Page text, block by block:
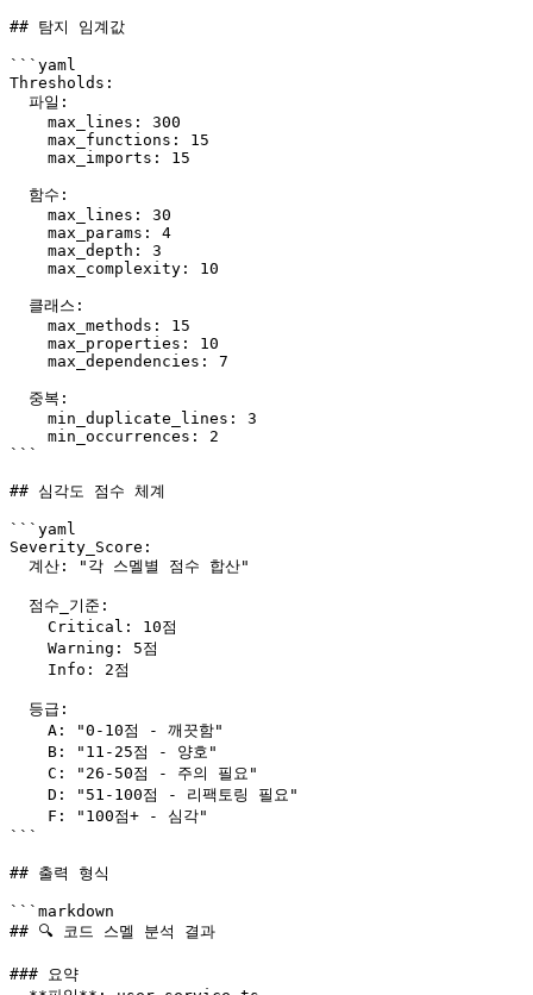
## 탐지 임계값
```yaml
Thresholds:
  파일:
    max_lines: 300
    max_functions: 15
    max_imports: 15
  함수:
    max_lines: 30
    max_params: 4
    max_depth: 3
    max_complexity: 10
  클래스:
    max_methods: 15
    max_properties: 10
    max_dependencies: 7
  중복:
    min_duplicate_lines: 3
    min_occurrences: 2
```
## 심각도 점수 체계
```yaml
Severity_Score:
  계산: "각 스멜별 점수 합산"
  점수_기준:
    Critical: 10점
    Warning: 5점
    Info: 2점
  등급:
    A: "0-10점 - 깨끗함"
    B: "11-25점 - 양호"
    C: "26-50점 - 주의 필요"
    D: "51-100점 - 리팩토링 필요"
    F: "100점+ - 심각"
```
## 출력 형식
```markdown
## 🔍 코드 스멜 분석 결과
### 요약